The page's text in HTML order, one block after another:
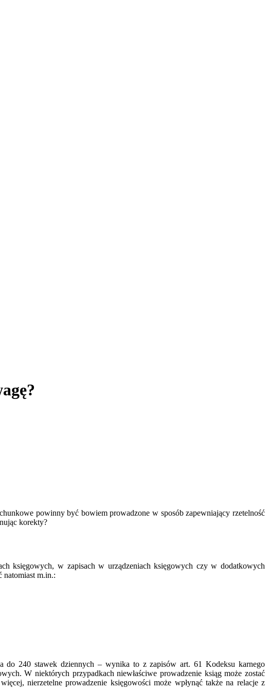
powinny być bowiem prowadzone w sposób zapewniający rzetelność
korekty?
księgowych, w zapisach w urządzeniach księgowych czy w dodatkowych
natomiast m.in.:
do 240 stawek dziennych – wynika to z zapisów art. 61 Kodeksu karnego
W niektórych przypadkach niewłaściwe prowadzenie ksiąg może zostać
nierzetelne prowadzenie księgowości może wpłynąć także na relacje z